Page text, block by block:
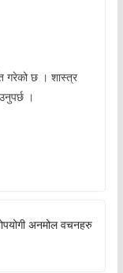
गरेको छ । शास्त्र
।
अनमोल वचनहरु